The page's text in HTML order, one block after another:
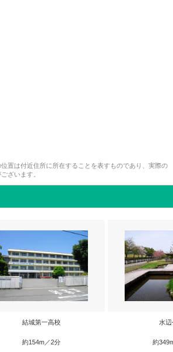
置は付近住所に所在することを表すものであり、実際の
ざいます。
結城第一高校
約154m／2分
水辺
約